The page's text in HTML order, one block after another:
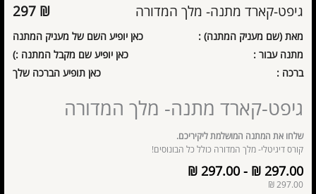
גיפט-קארד מתנה- מלך המדורה ₪
297
מאת (שם מעניק המתנה) :
כאן יופיע השם של מעניק המתנה
מתנה עבור :
כאן יופיע שם מקבל המתנה :)
ברכה :
כאן תופיע הברכה שלך
גיפט-קארד מתנה- מלך המדורה
שלחו את המתנה המושלמת ליקיריכם.
קורס דיגיטלי- מלך המדורה כולל כל הבונוסים!
₪297.00
-
₪297.00
₪297.00